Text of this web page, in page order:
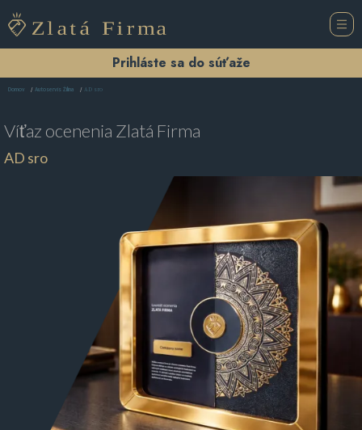
Prihláste sa do súťaže
Domov Autoservis Žilina AD sro
Víťaz ocenenia Zlatá Firma
AD sro